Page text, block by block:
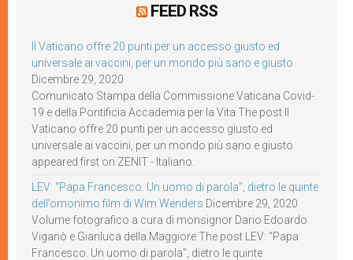
FEED RSS
Il Vaticano offre 20 punti per un accesso giusto ed
universale ai vaccini, per un mondo più sano e giusto
Dicembre 29, 2020
Comunicato Stampa della Commissione Vaticana Covid-
19 e della Pontificia Accademia per la Vita The post Il
Vaticano offre 20 punti per un accesso giusto ed
universale ai vaccini, per un mondo più sano e giusto
appeared first on ZENIT - Italiano.
LEV: “Papa Francesco. Un uomo di parola”, dietro le quinte
dell’omonimo film di Wim Wenders Dicembre 29, 2020
Volume fotografico a cura di monsignor Dario Edoardo
Viganò e Gianluca della Maggiore The post LEV: “Papa
Francesco. Un uomo di parola”, dietro le quinte